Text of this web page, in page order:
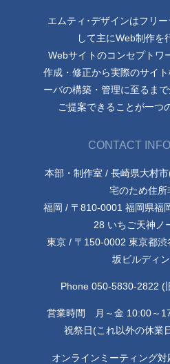
エムティ･デザインはフリ
して主にWeb制作を
Webサイトのコンセプトワ
作成・修正から実際のサイ
ーバの構築・管理に至るま
ご提案できることが一つ
CONTACT
本部・制作室 / 長崎県大村
宅のため住所
福岡 / 〒810-0001 福岡県福
28 いちご天神ノ
東京 / 〒150-0002 東京都
坂ビルディ
Phone 050-5830-2822 (
営業時間 月～金 10:00～
祝祭日(これ以外の休業
オンラインミーティング